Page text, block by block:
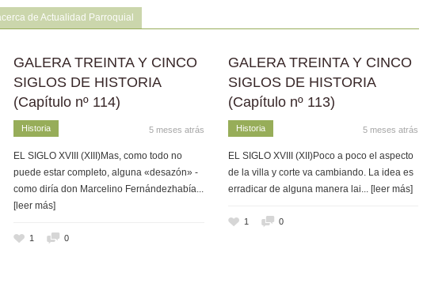
de Actualidad Parroquial
GALERA TREINTA Y CINCO
SIGLOS DE HISTORIA
(Capítulo nº 114)
Historia 5 meses atrás
EL SIGLO XVIII (XIII)Mas, como todo no
puede estar completo, alguna «desazón» -
como diría don Marcelino Fernándezhabía...
[leer más]
1 0
GALERA TREINTA Y CINCO
SIGLOS DE HISTORIA
(Capítulo nº 113)
Historia 5 meses atrás
EL SIGLO XVIII (XII)Poco a poco el aspecto
de la villa y corte va cambiando. La idea es
erradicar de alguna manera lai... [leer más]
1 0